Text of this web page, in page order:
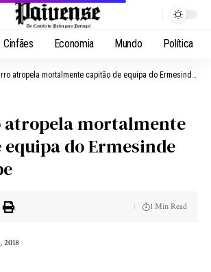
Cinfães Economia Mundo Política
atropela mortalmente capitão de equipa do Ermesinde Sport Clube
mortalmente
do Ermesinde
2018
1 Min Read